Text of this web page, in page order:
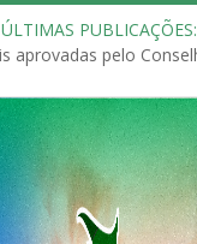
ÚLTIMAS PUBLICAÇÕES: